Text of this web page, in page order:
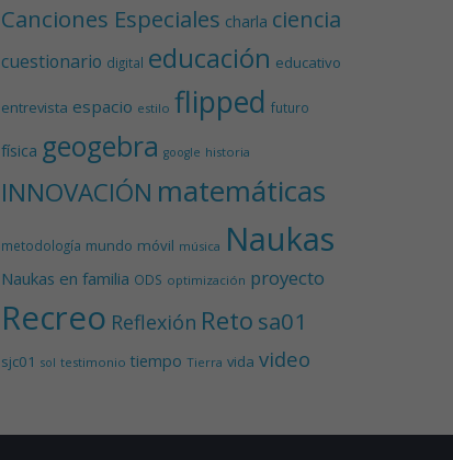
Canciones Especiales charla ciencia
cuestionario digital educación educativo
entrevista espacio estilo flipped futuro
física geogebra google historia
INNOVACIÓN matemáticas
metodología mundo móvil música Naukas
Naukas en familia ODS optimización proyecto
Recreo Reflexión Reto sa01
sjc01 sol testimonio tiempo Tierra vida video